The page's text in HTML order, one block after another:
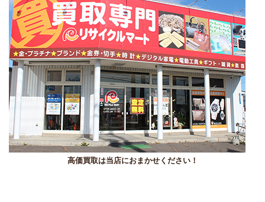
高価買取は当店におまかせください！